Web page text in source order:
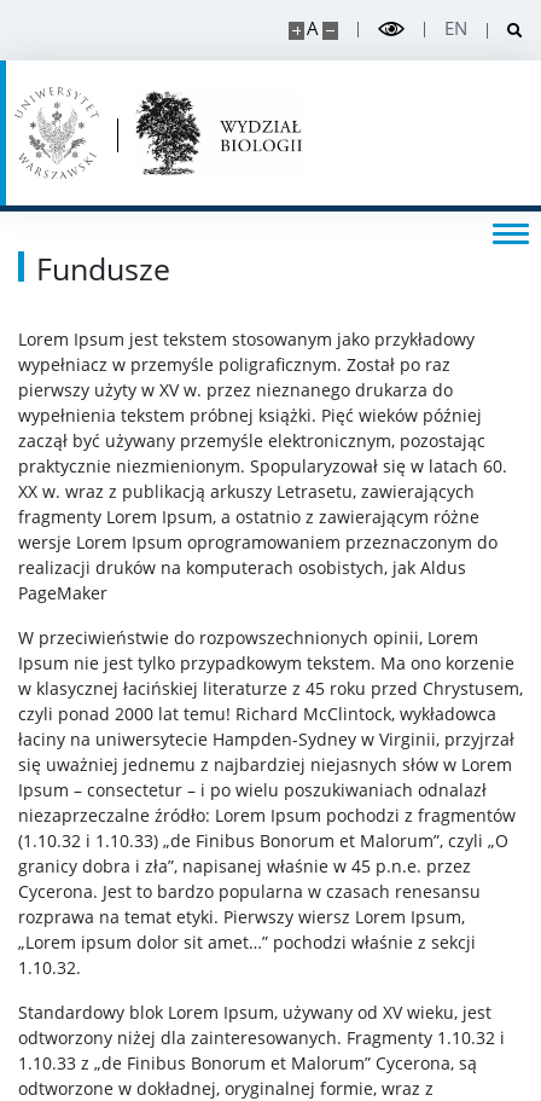
A EN
DOKTORANT
Rekrutacja na doktorat
PRACOWNIK
Intranet
Szkolenia
USOS
SAP
APD
BUW
NAUKA
Projekty
Publikacje i patenty
Nagrody i wyróżnienia
Fundusze
Lorem Ipsum jest tekstem stosowanym jako przykładowy
wypełniacz w przemyśle poligraficznym. Został po raz
pierwszy użyty w XV w. przez nieznanego drukarza do
wypełnienia tekstem próbnej książki. Pięć wieków później
zaczął być używany przemyśle elektronicznym, pozostając
praktycznie niezmienionym. Spopularyzował się w latach 60.
XX w. wraz z publikacją arkuszy Letrasetu, zawierających
fragmenty Lorem Ipsum, a ostatnio z zawierającym różne
wersje Lorem Ipsum oprogramowaniem przeznaczonym do
realizacji druków na komputerach osobistych, jak Aldus
PageMaker
W przeciwieństwie do rozpowszechnionych opinii, Lorem
Ipsum nie jest tylko przypadkowym tekstem. Ma ono korzenie
w klasycznej łacińskiej literaturze z 45 roku przed Chrystusem,
czyli ponad 2000 lat temu! Richard McClintock, wykładowca
łaciny na uniwersytecie Hampden-Sydney w Virginii, przyjrzał
się uważniej jednemu z najbardziej niejasnych słów w Lorem
Ipsum – consectetur – i po wielu poszukiwaniach odnalazł
niezaprzeczalne źródło: Lorem Ipsum pochodzi z fragmentów
(1.10.32 i 1.10.33) „de Finibus Bonorum et Malorum”, czyli „O
granicy dobra i zła”, napisanej właśnie w 45 p.n.e. przez
Cycerona. Jest to bardzo popularna w czasach renesansu
rozprawa na temat etyki. Pierwszy wiersz Lorem Ipsum,
„Lorem ipsum dolor sit amet…” pochodzi właśnie z sekcji
1.10.32.
Standardowy blok Lorem Ipsum, używany od XV wieku, jest
odtworzony niżej dla zainteresowanych. Fragmenty 1.10.32 i
1.10.33 z „de Finibus Bonorum et Malorum” Cycerona, są
odtworzone w dokładnej, oryginalnej formie, wraz z